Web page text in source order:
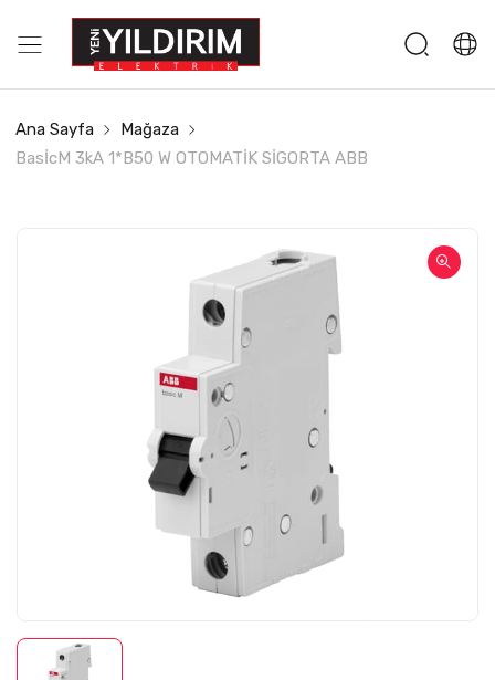
Ana Sayfa
Mağaza
BasİcM 3kA 1*B50 W OTOMATİK SİGORTA ABB